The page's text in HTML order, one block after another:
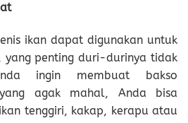
ikan dapat digunakan untuk
yang penting duri-durinya tidak
ingin membuat bakso
agak mahal, Anda bisa
tenggiri, kakap, kerapu atau